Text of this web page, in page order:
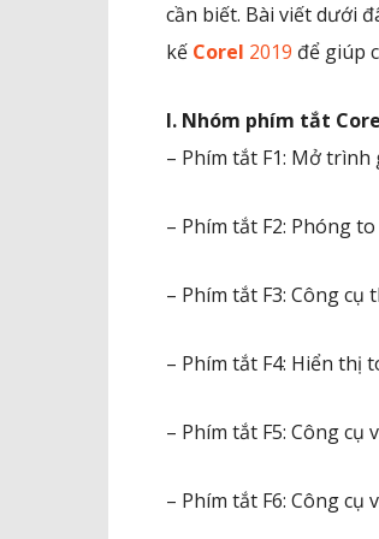
cần biết. Bài viết dưới
kế Corel 2019 để giúp
I. Nhóm phím tắt
– Phím tắt F1: Mở trình
– Phím tắt F2: Phóng
– Phím tắt F3: Công cụ
– Phím tắt F4: Hiển thị
– Phím tắt F5: Công cụ
– Phím tắt F6: Công cụ